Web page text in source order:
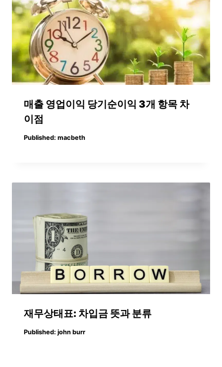
매출 영업이익 당기순이익 3개 항목 차
이점
Published: macbeth
재무상태표: 차입금 뜻과 분류
Published: john burr